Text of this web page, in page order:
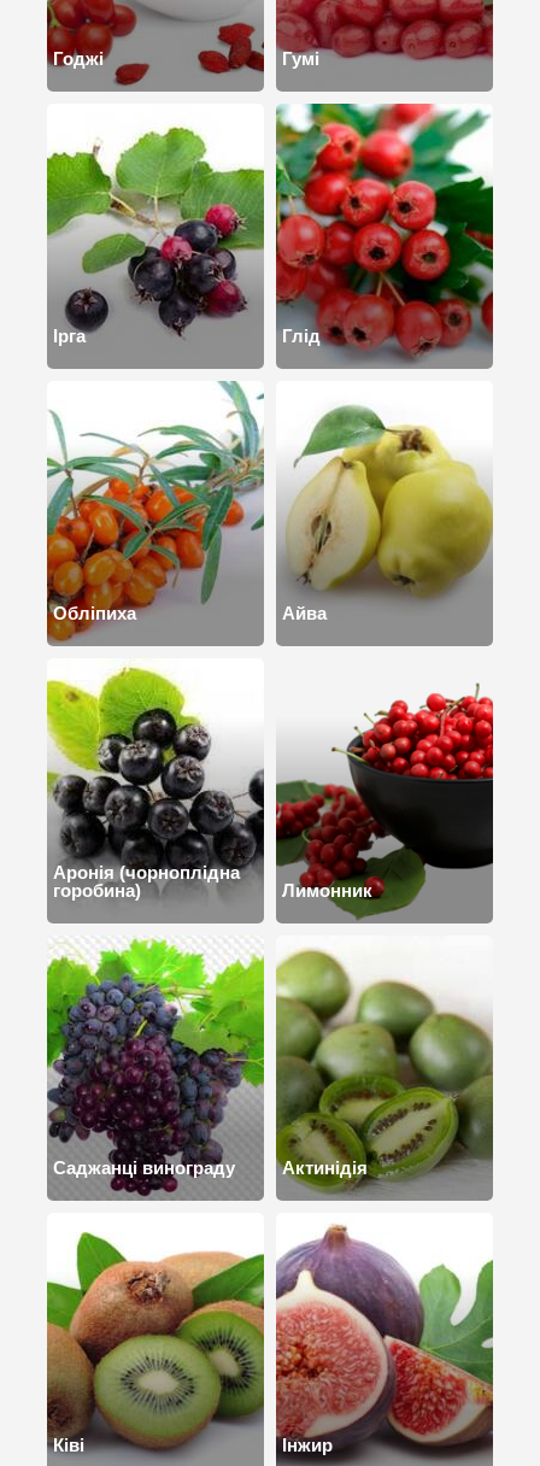
Годжі Гумі
Ірга Глід
Обліпиха Айва
Аронія (чорноплідна
горобина)
Лимонник
Саджанці винограду Актинідія
Ківі Інжир